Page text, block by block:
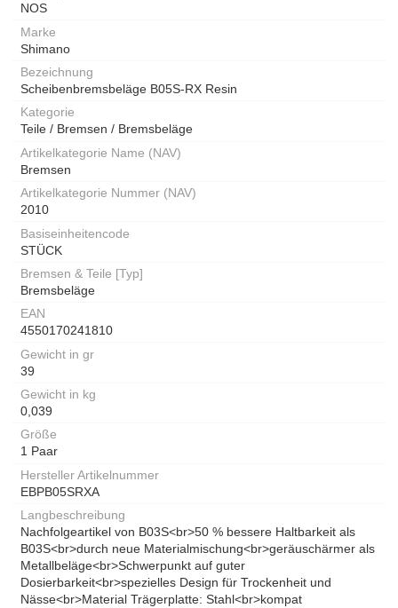
NOS
Marke
Shimano
Bezeichnung
Scheibenbremsbeläge B05S-RX Resin
Kategorie
Teile / Bremsen / Bremsbeläge
Artikelkategorie Name (NAV)
Bremsen
Artikelkategorie Nummer (NAV)
2010
Basiseinheitencode
STÜCK
Bremsen & Teile [Typ]
Bremsbeläge
EAN
4550170241810
Gewicht in gr
39
Gewicht in kg
0,039
Größe
1 Paar
Hersteller Artikelnummer
EBPB05SRXA
Langbeschreibung
Nachfolgeartikel von B03S<br>50 % bessere Haltbarkeit als
B03S<br>durch neue Materialmischung<br>geräuschärmer als
Metallbeläge<br>Schwerpunkt auf guter
Dosierbarkeit<br>spezielles Design für Trockenheit und
Nässe<br>Material Trägerplatte: Stahl<br>kompat